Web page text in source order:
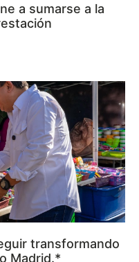
a sumarse a la
transformando
Madrid.*